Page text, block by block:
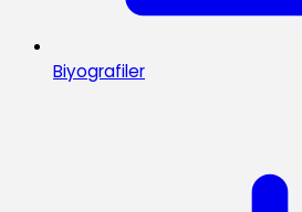
Biyografiler